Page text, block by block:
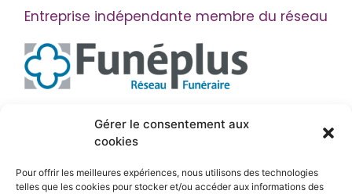
Gérer le consentement aux
cookies
Pour offrir les meilleures expériences, nous utilisons des technologies
telles que les cookies pour stocker et/ou accéder aux informations des
Entreprise indépendante membre du réseau
Suivez-nous